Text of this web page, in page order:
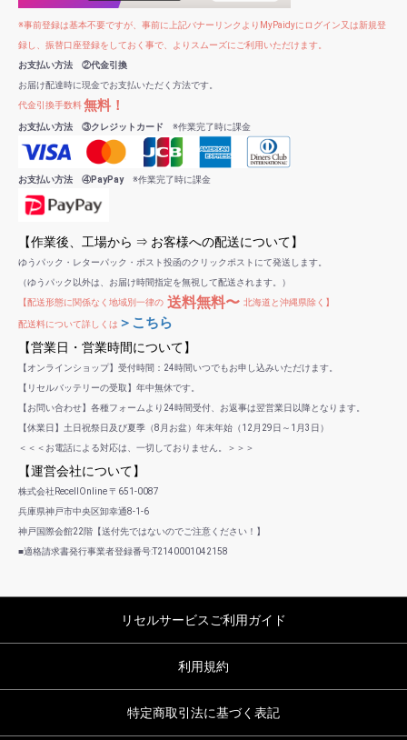
※事前登録は基本不要ですが、事前に上記バナーリンクよりMyPaidyにログイン又は新規登
録し、振替口座登録をしておく事で、よりスムーズにご利用いただけます。
お支払い方法 ②代金引換
お届け配達時に現金でお支払いただく方法です。
代金引換手数料無料！
お支払い方法 ③クレジットカード ※作業完了時に課金
お支払い方法 ④PayPay※作業完了時に課金
【作業後、工場から ⇒ お客様への配送について】
ゆうパック・レターパック・ポスト投函のクリックポストにて発送します。
（ゆうパック以外は、お届け時間指定を無視して配送されます。）
【配送形態に関係なく地域別一律の 送料無料〜 北海道と沖縄県除く】
配送料について詳しくは ＞こちら
【営業日・営業時間について】
【オンラインショップ】受付時間：24時間いつでもお申し込みいただけます。
【リセルバッテリーの受取】年中無休です。
【お問い合わせ】各種フォームより24時間受付、お返事は翌営業日以降となります。
【休業日】土日祝祭日及び夏季（8月お盆）年末年始（12月29日～1月3日）
＜＜＜お電話による対応は、一切しておりません。＞＞＞
【運営会社について】
株式会社RecellOnline 〒651-0087
兵庫県神戸市中央区卸幸通8-1-6
神戸国際会館22階【送付先ではないのでご注意ください！】
■適格請求書発行事業者登録番号:T2140001042158
リセルサービスご利用ガイド
利用規約
特定商取引法に基づく表記